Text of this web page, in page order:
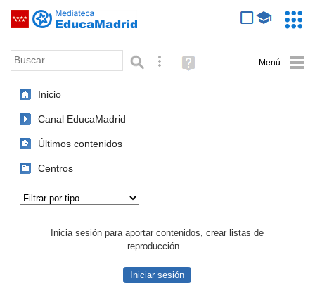
Saltar navegación
Palabra o frase: Búsqueda avanzada
Ayuda
(en
Inicio
Canal EducaMadrid
Últimos contenidos
Centros
Inicia sesión para aportar contenidos, crear listas de
reproducción...
Iniciar sesión